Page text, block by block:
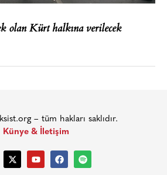
olan Kürt halkına verilecek
– tüm hakları saklıdır.
Künye & İletişim